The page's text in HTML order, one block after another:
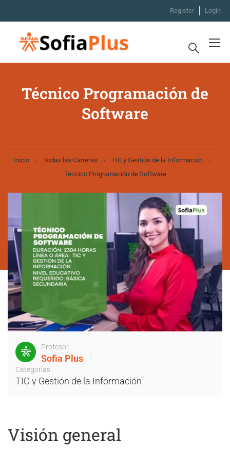
Register Login
Técnico Programación de
Software
Inicio Todas las Carreras
TIC y Gestión de la Información
Técnico Programación de Software
Profesor
Sofia Plus
Categorías
TIC y Gestión de la Información
Visión general